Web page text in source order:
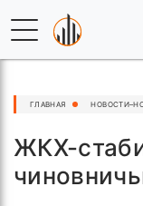
ГЛАВНАЯ
ЖКХ-